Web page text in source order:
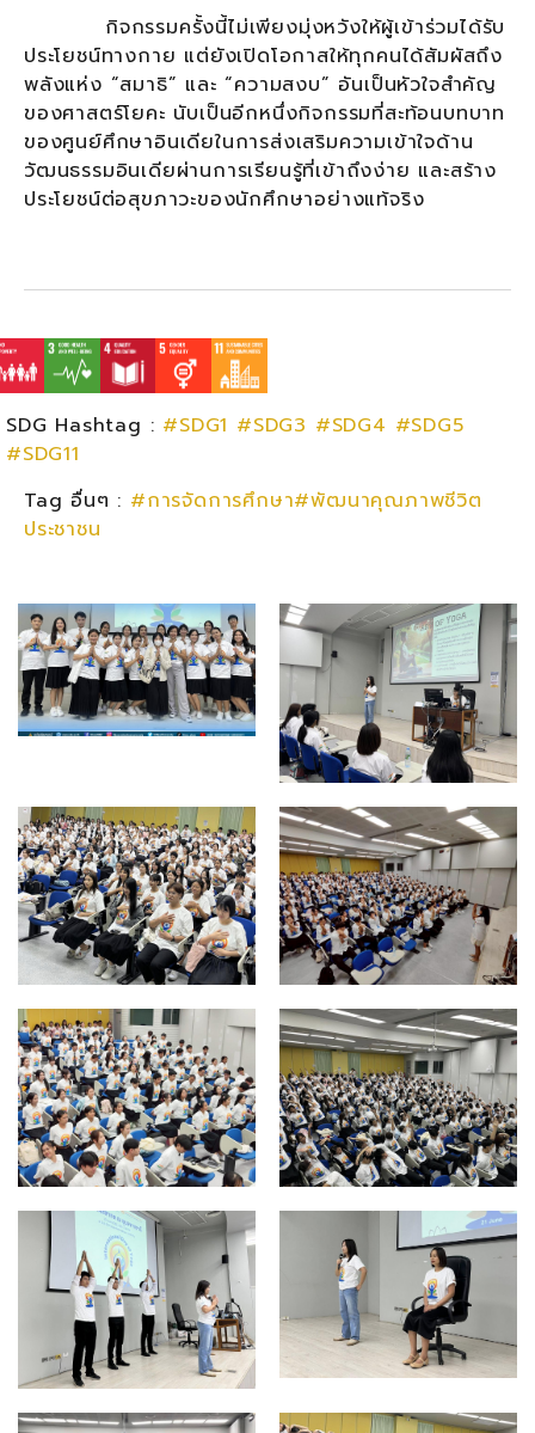
กิจกรรมครั้งนี้ไม่เพียงมุ่งหวังให้ผู้เข้าร่วมได้รับ
ประโยชน์ทางกาย แต่ยังเปิดโอกาสให้ทุกคนได้สัมผัสถึง
พลังแห่ง “สมาธิ” และ “ความสงบ” อันเป็นหัวใจสำคัญ
ของศาสตร์โยคะ นับเป็นอีกหนึ่งกิจกรรมที่สะท้อนบทบาท
ของศูนย์ศึกษาอินเดียในการส่งเสริมความเข้าใจด้าน
วัฒนธรรมอินเดียผ่านการเรียนรู้ที่เข้าถึงง่าย และสร้าง
ประโยชน์ต่อสุขภาวะของนักศึกษาอย่างแท้จริง
SDG Hashtag : #SDG1 #SDG3 #SDG4 #SDG5
#SDG11
Tag อื่นๆ : #การจัดการศึกษา#พัฒนาคุณภาพชีวิต
ประชาชน